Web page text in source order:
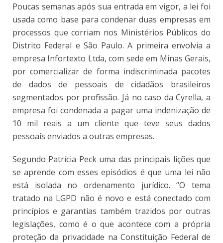
Poucas semanas após sua entrada em vigor, a lei foi
usada como base para condenar duas empresas em
processos que corriam nos Ministérios Públicos do
Distrito Federal e São Paulo. A primeira envolvia a
empresa Infortexto Ltda, com sede em Minas Gerais,
por comercializar de forma indiscriminada pacotes
de dados de pessoais de cidadãos brasileiros
segmentados por profissão. Já no caso da Cyrella, a
empresa foi condenada a pagar uma indenização de
10 mil reais a um cliente que teve seus dados
pessoais enviados a outras empresas.
Segundo Patrícia Peck uma das principais lições que
se aprende com esses episódios é que uma lei não
está isolada no ordenamento jurídico. “O tema
tratado na LGPD não é novo e está conectado com
princípios e garantias também trazidos por outras
legislações, como é o que acontece com a própria
proteção da privacidade na Constituição Federal de